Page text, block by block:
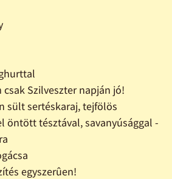
csak Szilveszter napján jó!
sült sertéskaraj, tejfölös
öntött tésztával, savanyúsággal -
egyszerûen!